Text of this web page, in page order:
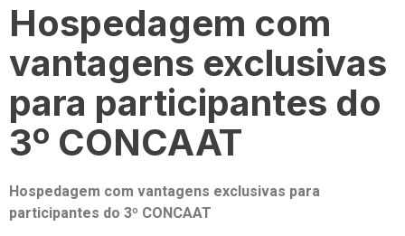
Hospedagem com
vantagens exclusivas
para participantes do
3º CONCAAT
Hospedagem com vantagens exclusivas para
participantes do 3º CONCAAT